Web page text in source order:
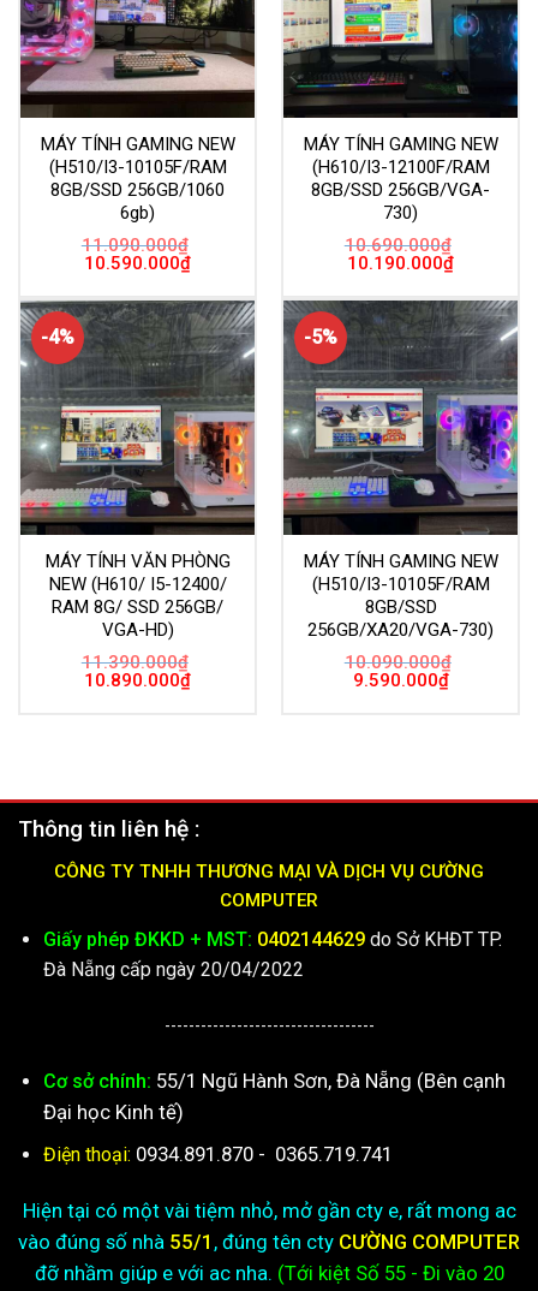
MÁY TÍNH GAMING NEW
(H510/I3-10105F/RAM
8GB/SSD 256GB/1060
6gb)
11.090.000₫
Giá
11.090.000₫.
10.590.000₫Giá
là:
10.590.000₫.
MÁY TÍNH GAMING NEW
(H610/I3-12100F/RAM
8GB/SSD 256GB/VGA-
730)
10.690.000₫
Giá
10.690.000₫.
10.190.000₫Giá
là:
-4%
MÁY TÍNH VĂN PHÒNG
NEW (H610/ I5-12400/
RAM 8G/ SSD 256GB/
VGA-HD)
11.390.000₫
Giá
10.890.000₫Giá
-5%
MÁY TÍNH GAMING NEW
(H510/I3-10105F/RAM
8GB/SSD
256GB/XA20/VGA-730)
10.090.000₫
Giá
9.590.000₫Giá
hiện
Thông tin liên hệ :
CÔNG TY TNHH THƯƠNG MẠI VÀ DỊCH VỤ CƯỜNG
COMPUTER
Giấy phép ĐKKD + MST: 0402144629do Sở KHĐT TP.
Đà Nẵng cấp ngày 20/04/2022
-----------------------------------
Cơ sở chính: 55/1 Ngũ Hành Sơn, Đà Nẵng (Bên cạnh
Đại học Kinh tế)
Điện thoại: 0934.891.870 - 0365.719.741
Hiện tại có một vài tiệm nhỏ, mở gần cty e, rất mong ac
vào đúng số nhà 55/1 , đúng tên cty CƯỜNG COMPUTER
đỡ nhầm giúp e với ac nha. (Tới kiệtSố 55 - Đi vào 20